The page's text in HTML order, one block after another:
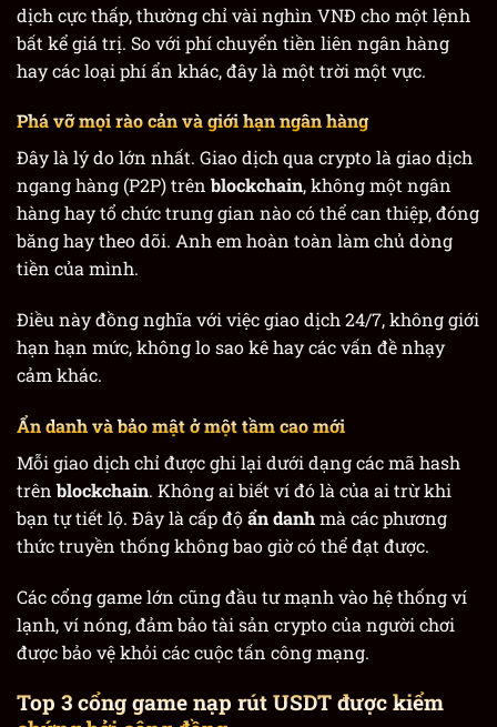
dịch cực thấp, thường chỉ vài nghìn VNĐ cho một lệnh
bất kể giá trị. So với phí chuyển tiền liên ngân hàng
hay các loại phí ẩn khác, đây là một trời một vực.
Phá vỡ mọi rào cản và giới hạn ngân hàng
Đây là lý do lớn nhất. Giao dịch qua crypto là giao dịch
ngang hàng (P2P) trênblockchain, không một ngân
hàng hay tổ chức trung gian nào có thể can thiệp, đóng
băng hay theo dõi. Anh em hoàn toàn làm chủ dòng
tiền của mình.
Điều này đồng nghĩa với việc giao dịch 24/7, không giới
hạn hạn mức, không lo sao kê hay các vấn đề nhạy
cảm khác.
Ẩn danh và bảo mật ở một tầm cao mới
Mỗi giao dịch chỉ được ghi lại dưới dạng các mã hash
trênblockchain. Không ai biết ví đó là của ai trừ khi
bạn tự tiết lộ. Đây là cấp độẩn danhmà các phương
thức truyền thống không bao giờ có thể đạt được.
Các cổng game lớn cũng đầu tư mạnh vào hệ thống ví
lạnh, ví nóng, đảm bảo tài sản crypto của người chơi
được bảo vệ khỏi các cuộc tấn công mạng.
Top 3 cổng game nạp rút USDT được kiểm